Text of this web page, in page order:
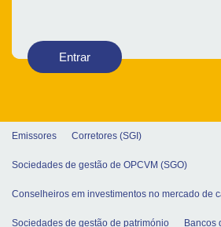
Entrar
Emissores Corretores (SGI)
Sociedades de gestão de OPCVM (SGO)
Conselheiros em investimentos no mercado de
Sociedades de gestão de património Bancos